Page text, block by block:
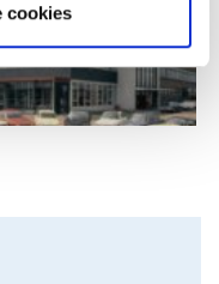
cookies